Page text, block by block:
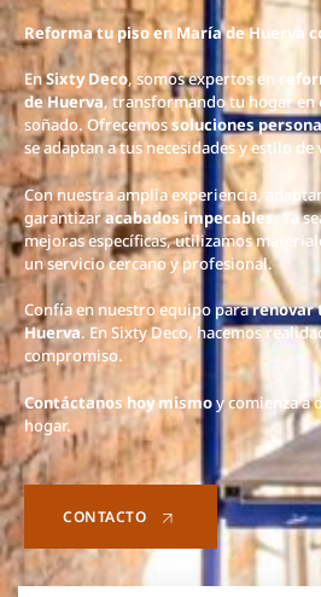
Reforma tu piso en María de Huerva
EnSixty Deco, somos expertos en
de Huerva, transformando tu hogar en
soñado. Ofrecemossoluciones
se adaptan a tus necesidades y estilo de
Con nuestra amplia experiencia,
garantizaracabados impecables. Ya
mejoras específicas, utilizamos
un servicio cercano y profesional.
Confía en nuestro equipo pararenovar
Huerva. En Sixty Deco, hacemos
compromiso.
Contáctanos hoy mismoy comienza a
hogar.
CONTACTO